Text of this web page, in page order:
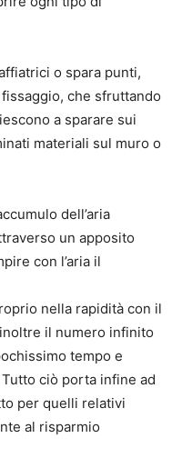
o spara punti,
che sfruttando
a sparare sui
materiali sul muro o
dell’aria
un apposito
con l’aria il
nella rapidità con il
il numero infinito
tempo e
ciò porta infine ad
per quelli relativi
al risparmio